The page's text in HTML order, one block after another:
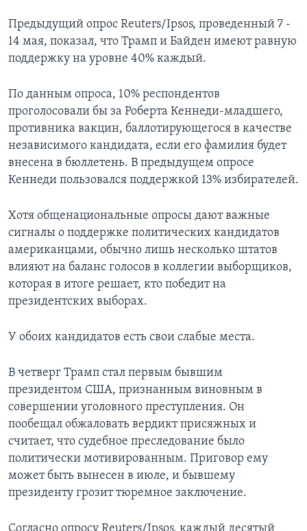
Предыдущий опрос Reuters/Ipsos, проведенный 7 -
14 мая, показал, что Трамп и Байден имеют равную
поддержку на уровне 40% каждый.
По данным опроса, 10% респондентов
проголосовали бы за Роберта Кеннеди-младшего,
противника вакцин, баллотирующегося в качестве
независимого кандидата, если его фамилия будет
внесена в бюллетень. В предыдущем опросе
Кеннеди пользовался поддержкой 13% избирателей.
Хотя общенациональные опросы дают важные
сигналы о поддержке политических кандидатов
американцами, обычно лишь несколько штатов
влияют на баланс голосов в коллегии выборщиков,
которая в итоге решает, кто победит на
президентских выборах.
У обоих кандидатов есть свои слабые места.
В четверг Трамп стал первым бывшим
президентом США, признанным виновным в
совершении уголовного преступления. Он
пообещал обжаловать вердикт присяжных и
считает, что судебное преследование было
политически мотивированным. Приговор ему
может быть вынесен в июле, и бывшему
президенту грозит тюремное заключение.